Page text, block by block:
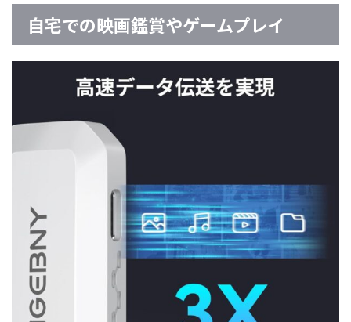
自宅での映画鑑賞やゲームプレイ